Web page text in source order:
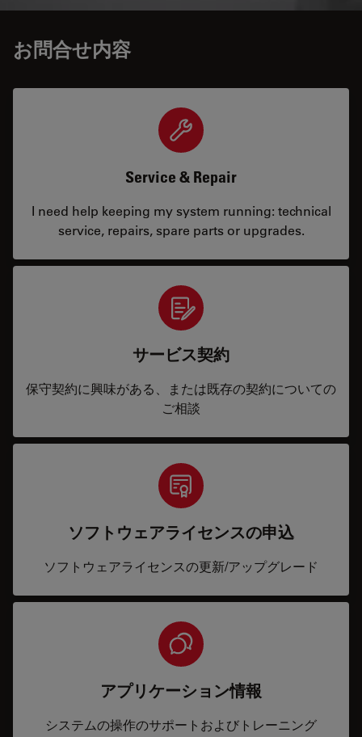
お問合せ内容
Service & Repair
I need help keeping my system running: technical
service, repairs, spare parts or upgrades.
サービス契約
保守契約に興味がある、または既存の契約についての
ご相談
ソフトウェアライセンスの申込
ソフトウェアライセンスの更新/アップグレード
アプリケーション情報
システムの操作のサポートおよびトレーニング